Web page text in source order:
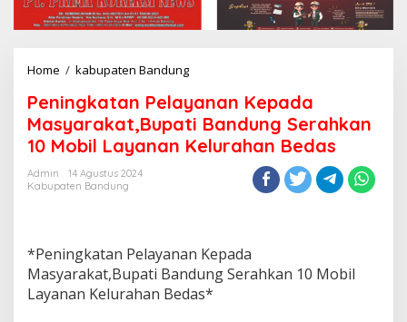
Home / kabupaten Bandung
n
i
n
g
P
e
l
a
Peningkatan Pelayanan Kepada
Masyarakat,Bupati Bandung Serahkan
10 Mobil Layanan Kelurahan Bedas
Admin
14 Agustus 2024
Kabupaten Bandung
*Peningkatan Pelayanan Kepada
Masyarakat,Bupati Bandung Serahkan 10 Mobil
Layanan Kelurahan Bedas*